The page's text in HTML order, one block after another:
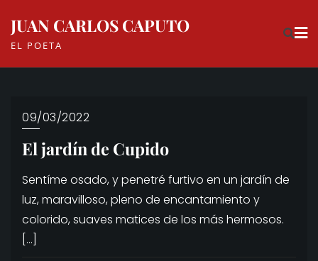
content
JUAN CARLOS CAPUTO
EL POETA
09/03/2022
El jardín de Cupido
Sentíme osado, y penetré furtivo en un jardín de
luz, maravilloso, pleno de encantamiento y
colorido, suaves matices de los más hermosos.
[…]